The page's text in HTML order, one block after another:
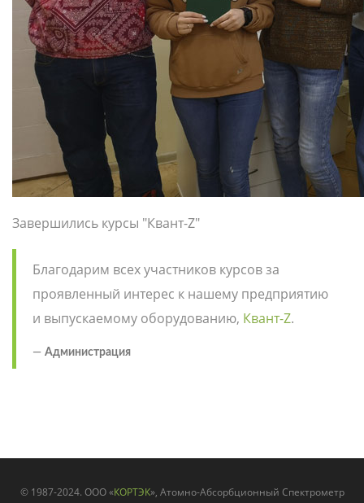
Завершились курсы "Квант-Z"
Благодарим всех участников курсов за
проявленный интерес к нашему предприятию
и выпускаемому оборудованию, Квант-Z.
Администрация
© 1987-2024. ООО «КОРТЭК», Атомно-Абсорбционный Спектрометр